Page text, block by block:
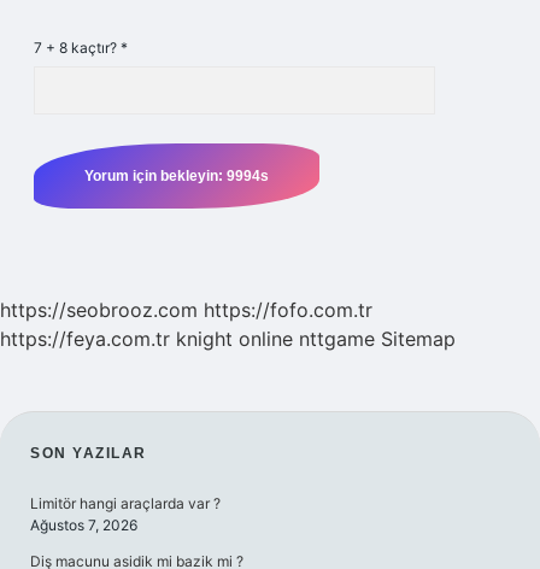
7 + 8 kaçtır? *
https://seobrooz.com https://fofo.com.tr
https://feya.com.tr knight online nttgame Sitemap
SIDEBAR
SON YAZILAR
Limitör hangi araçlarda var ?
Ağustos 7, 2026
Diş macunu asidik mi bazik mi ?